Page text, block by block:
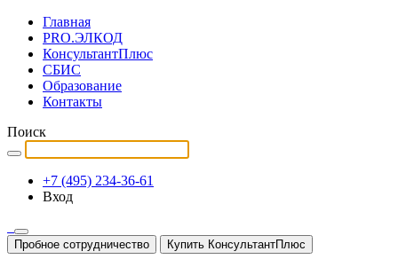
Главная
PRO.ЭЛКОД
КонсультантПлюс
СБИС
Образование
Контакты
Поиск
+7 (495) 234-36-61
Вход
Пробное сотрудничество Купить КонсультантПлюс